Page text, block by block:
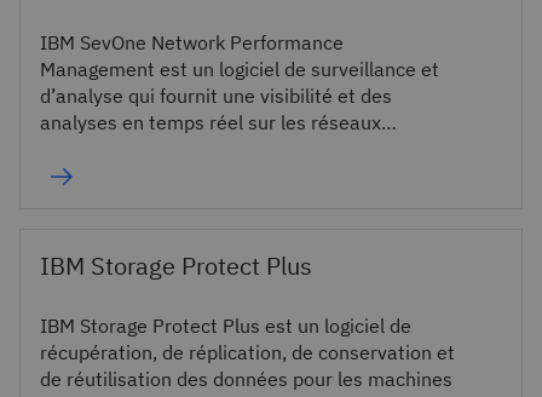
IBM SevOne Network Performance
Management est un logiciel de surveillance et
d’analyse qui fournit une visibilité et des
analyses en temps réel sur les réseaux
IBM Storage Protect Plus
IBM Storage Protect Plus est un logiciel de
récupération, de réplication, de conservation et
de réutilisation des données pour les machines